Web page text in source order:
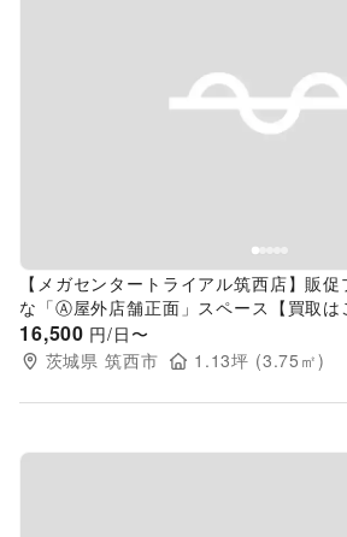
Previous slide
【メガセンタートライアル筑西店】販
な「Ⓐ屋外店舗正面」スペース【買取は
16,500 円/日〜
茨城県 筑西市 1.13坪 (3.75 ㎡)